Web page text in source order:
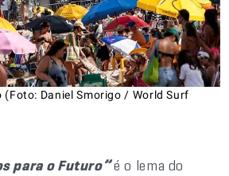
(Foto: Daniel Smorigo / World Surf
para o Futuro”é o lema do